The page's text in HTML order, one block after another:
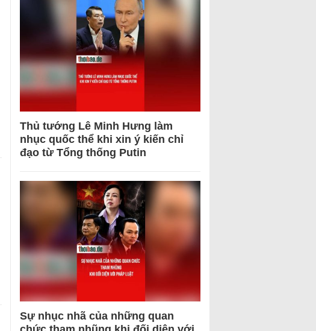
Thủ tướng Lê Minh Hưng làm
nhục quốc thể khi xin ý kiến chỉ
đạo từ Tổng thống Putin
Sự nhục nhã của những quan